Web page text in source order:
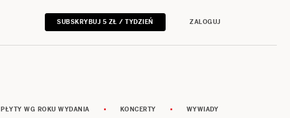
SUBSKRYBUJ 5 ZŁ / TYDZIEŃ ZALOGUJ
PŁYTY WG ROKU WYDANIA KONCERTY WYWIADY